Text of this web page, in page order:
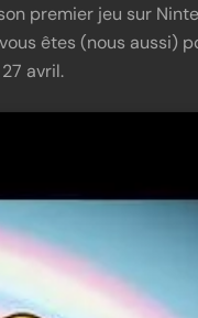
premier jeu sur
êtes (nous aussi)
avril.